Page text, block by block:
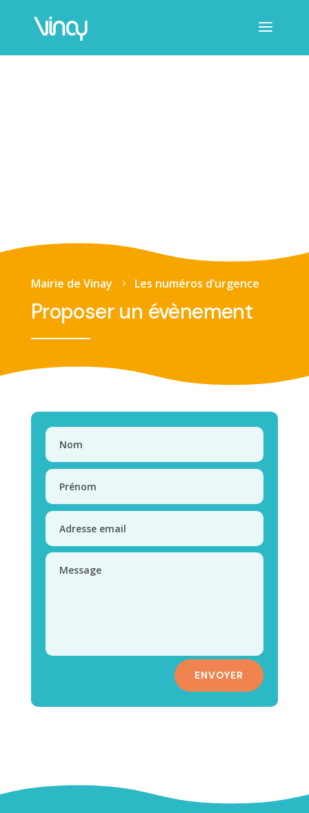
Mairie de Vinay 5 Les numéros d’urgence
Proposer un évènement
ENVOYER